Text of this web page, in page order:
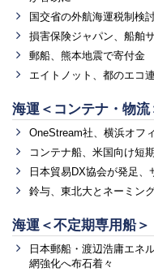
国交省の外航海運税制検
損害保険ジャパン、船舶
郵船、熊本地震で寄付金
エイトノット、都のエコ
海運＜コンテナ・物流
OneStream社、横浜オフ
コンテナ船、米国向け短
日本貿易DX協会が発足
鈴与、東北大とネーミン
海運＜不定期専用船＞
日本郵船・渡辺浩庸エネ
網強化へ布石着々